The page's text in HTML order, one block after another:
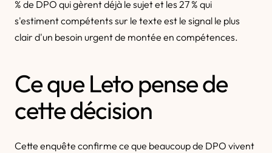
% de DPO qui gèrent déjà le sujet et les 27 % qui
s'estiment compétents sur le texte est le signal le plus
clair d'un besoin urgent de montée en compétences.
Ce que Leto pense de
cette décision
Cette enquête confirme ce que beaucoup de DPO vivent